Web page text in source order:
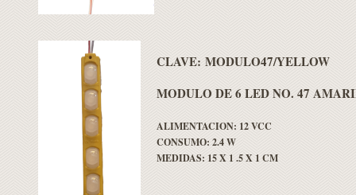
CLAVE: MODULO47/YELLOW
MODULO DE 6 LED NO. 47
ALIMENTACION: 12 VCC
CONSUMO: 2.4 W
MEDIDAS: 15 X 1 .5 X 1 CM